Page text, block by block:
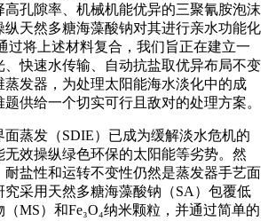
孔隙率、机械机能优异的三聚氰胺泡沫
纵天然多糖海藻酸钠对其进行亲水功能化
过将上述材料复合，我们旨正在建立一
、快速水传输、自动抗盐取优异布局不变
蒸发器，为处理太阳能海水淡化中的成
供给一个切实可行且敌对的处理方案。
发（SDIE）已成为缓解淡水危机的
效操纵绿色环保的太阳能等劣势。然
耐盐性和运转不变性仍然是蒸发器手艺面
究采用天然多糖海藻酸钠（SA）包覆低
MS）和Fe₃O₄纳米颗粒，并通过简单的